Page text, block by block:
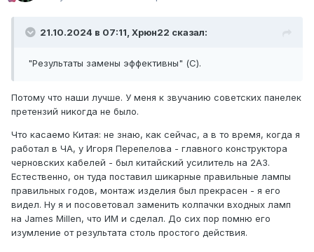
21.10.2024 в 07:11, Xpюн22 сказал:
"Результаты замены эффективны" (С).
Потому что наши лучше. У меня к звучанию советских панелек
претензий никогда не было.
Что касаемо Китая: не знаю, как сейчас, а в то время, когда я
работал в ЧА, у Игоря Перепелова - главного конструктора
черновских кабелей - был китайский усилитель на 2А3.
Естественно, он туда поставил шикарные правильные лампы
правильных годов, монтаж изделия был прекрасен - я его
видел. Ну я и посоветовал заменить колпачки входных ламп
на James Millen, что ИМ и сделал. До сих пор помню его
изумление от результата столь простого действия.